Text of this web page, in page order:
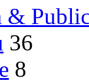
&
36
8